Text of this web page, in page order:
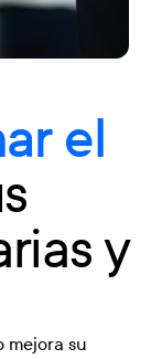
el
y
mejora su